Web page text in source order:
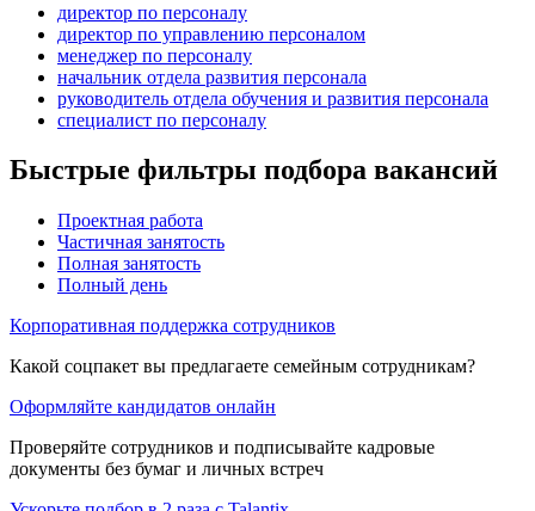
директор по персоналу
директор по управлению персоналом
менеджер по персоналу
начальник отдела развития персонала
руководитель отдела обучения и развития персонала
специалист по персоналу
Быстрые фильтры подбора вакансий
Проектная работа
Частичная занятость
Полная занятость
Полный день
Корпоративная поддержка сотрудников
Какой соцпакет вы предлагаете семейным сотрудникам?
Оформляйте кандидатов онлайн
Проверяйте сотрудников и подписывайте кадровые
документы без бумаг и личных встреч